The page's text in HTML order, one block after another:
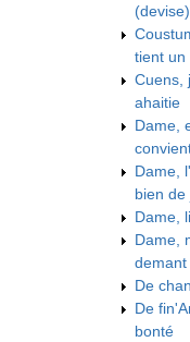
(devise)
tient un
Cuens,
ahaitie
Dame,
Dame,
bien de
Dame,
Dame,
demant
De
De
bonté